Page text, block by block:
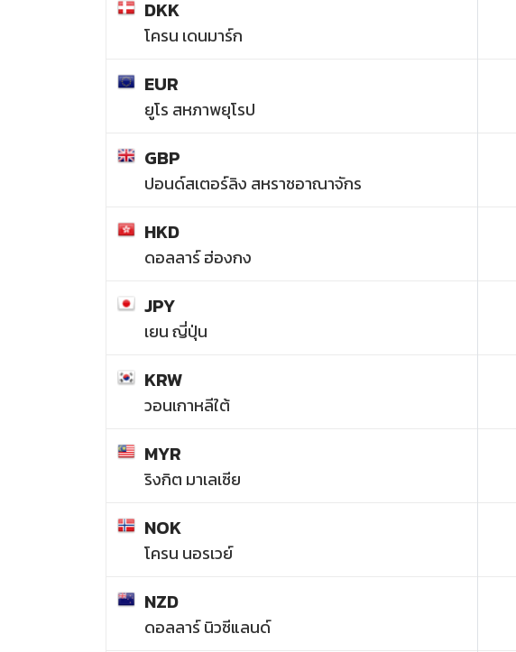
DKK
โครน เดนมาร์ก
EUR
ยูโร สหภาพยุโรป
GBP
ปอนด์สเตอร์ลิง สหราชอาณาจักร
HKD
ดอลลาร์ ฮ่องกง
JPY
เยน ญี่ปุ่น
KRW
วอนเกาหลีใต้
MYR
ริงกิต มาเลเซีย
NOK
โครน นอรเวย์
NZD
ดอลลาร์ นิวซีแลนด์